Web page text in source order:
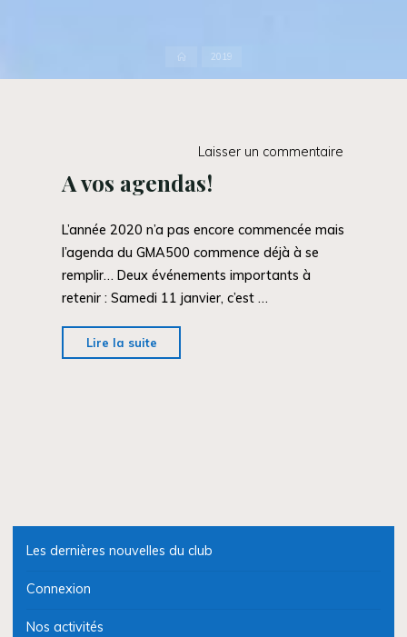
Accueil2019
Laisser un commentaire
A vos agendas!
L’année 2020 n’a pas encore commencée mais
l’agenda du GMA500 commence déjà à se
remplir… Deux événements importants à
retenir : Samedi 11 janvier, c’est …
Lire la suite
Les dernières nouvelles du club
Connexion
Nos activités